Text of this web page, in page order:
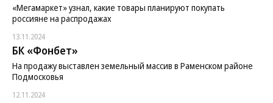
«Мегамаркет» узнал, какие товары планируют покупать
россияне на распродажах
13.11.2024
БК «Фонбет»
На продажу выставлен земельный массив в Раменском районе
Подмосковья
12.11.2024